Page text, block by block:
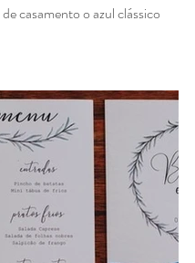
casamento o azul clássico